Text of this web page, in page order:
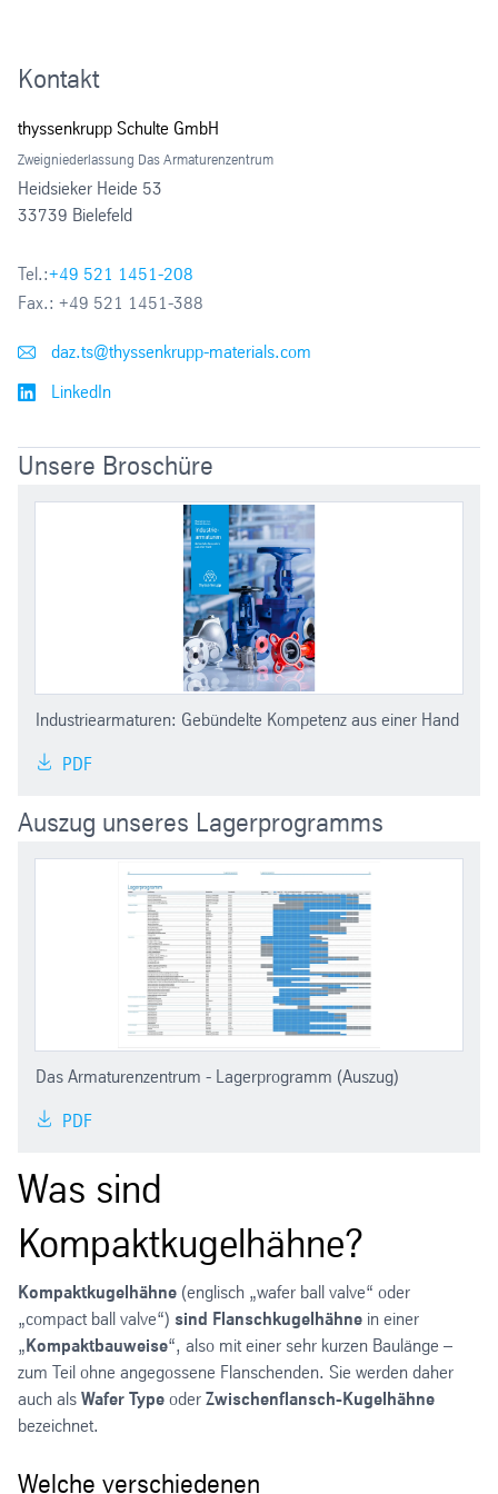
Kraftwerk / Kernkraftwerke / Kühlkreisläufe
Lebensmittel
Marine
Maschinen-, und Anlagenbau
Stahlherstellung (Hütten)
Dampf
Tieftemperatur
Hochdruck / Hochtemperatur
Kontakt
thyssenkrupp Schulte GmbH
Zweigniederlassung Das Armaturenzentrum
Heidsieker Heide 53
33739 Bielefeld
Tel.:+49 521 1451-208
Fax.: +49 521 1451-388
daz.ts@thyssenkrupp-materials.com
LinkedIn
Unsere Broschüre
Industriearmaturen: Gebündelte Kompetenz aus einer Hand
PDF
Auszug unseres Lagerprogramms
Das Armaturenzentrum - Lagerprogramm (Auszug)
PDF
Was sind
Kompaktkugelhähne?
Kompaktkugelhähne (englisch „wafer ball valve“ oder
„compact ball valve“) sind Flanschkugelhähne in einer
„ Kompaktbauweise“, also mit einer sehr kurzen Baulänge –
zum Teil ohne angegossene Flanschenden. Sie werden daher
auch als Wafer Type oder Zwischenflansch-Kugelhähne
bezeichnet.
Welche verschiedenen